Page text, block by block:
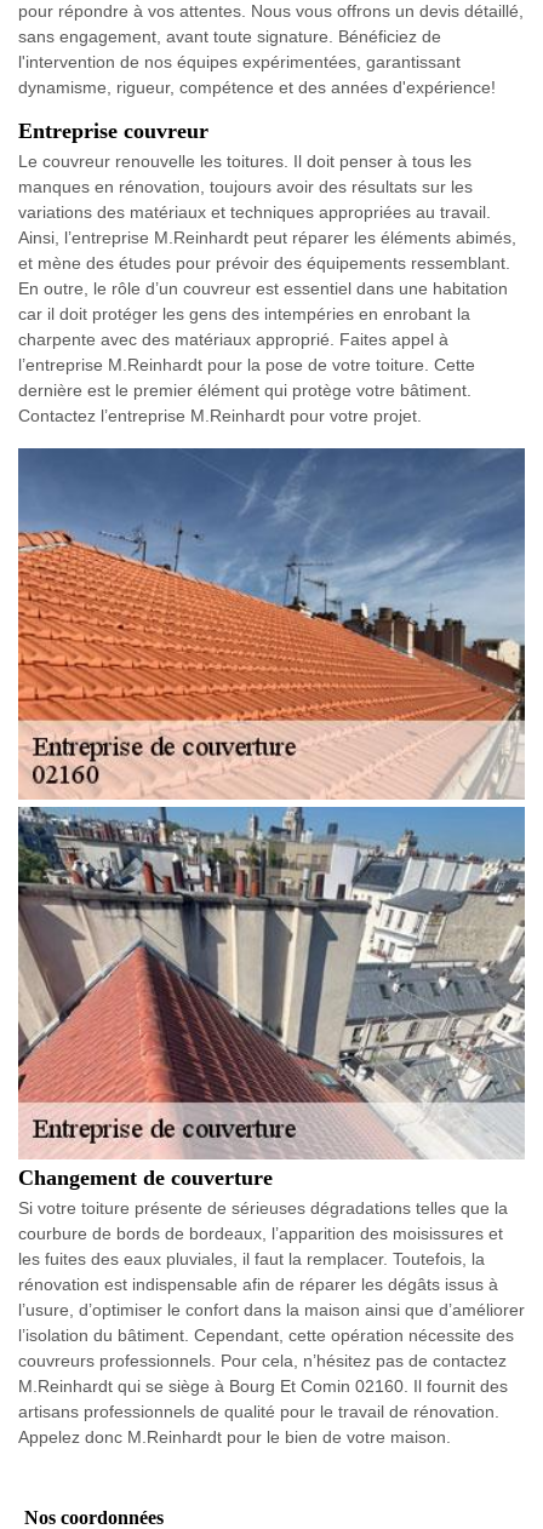
pour répondre à vos attentes. Nous vous offrons un devis détaillé,
sans engagement, avant toute signature. Bénéficiez de
l'intervention de nos équipes expérimentées, garantissant
dynamisme, rigueur, compétence et des années d'expérience!
Entreprise couvreur
Le couvreur renouvelle les toitures. Il doit penser à tous les
manques en rénovation, toujours avoir des résultats sur les
variations des matériaux et techniques appropriées au travail.
Ainsi, l’entreprise M.Reinhardt peut réparer les éléments abimés,
et mène des études pour prévoir des équipements ressemblant.
En outre, le rôle d’un couvreur est essentiel dans une habitation
car il doit protéger les gens des intempéries en enrobant la
charpente avec des matériaux approprié. Faites appel à
l’entreprise M.Reinhardt pour la pose de votre toiture. Cette
dernière est le premier élément qui protège votre bâtiment.
Contactez l’entreprise M.Reinhardt pour votre projet.
Changement de couverture
Si votre toiture présente de sérieuses dégradations telles que la
courbure de bords de bordeaux, l’apparition des moisissures et
les fuites des eaux pluviales, il faut la remplacer. Toutefois, la
rénovation est indispensable afin de réparer les dégâts issus à
l’usure, d’optimiser le confort dans la maison ainsi que d’améliorer
l’isolation du bâtiment. Cependant, cette opération nécessite des
couvreurs professionnels. Pour cela, n’hésitez pas de contactez
M.Reinhardt qui se siège à Bourg Et Comin 02160. Il fournit des
artisans professionnels de qualité pour le travail de rénovation.
Appelez donc M.Reinhardt pour le bien de votre maison.
Nos coordonnées